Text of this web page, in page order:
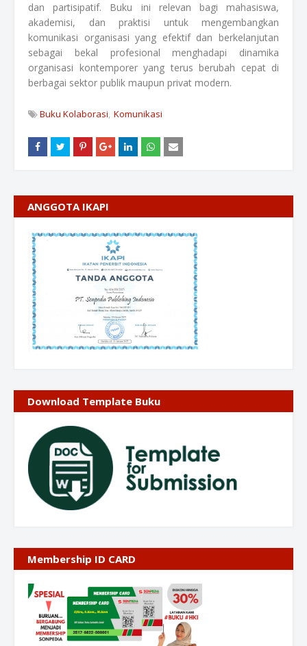
dan partisipatif. Buku ini relevan bagi mahasiswa,
akademisi, dan praktisi untuk mengembangkan
komunikasi organisasi yang efektif dan berkelanjutan
sebagai bekal profesional menghadapi dinamika
organisasi kontemporer yang terus berubah cepat di
berbagai sektor publik maupun privat modern.
Buku Kolaborasi Komunikasi
ANGGOTA IKAPI
Download Template Buku
Membership ID CARD